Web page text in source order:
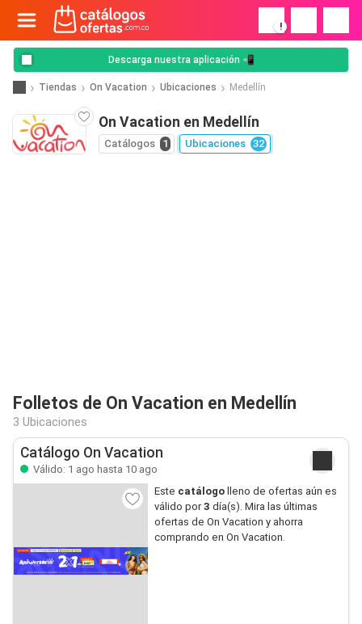
!
Descarga nuestra aplicación 📲
Tiendas On Vacation Ubicaciones Medellín
On Vacation en Medellín
Catálogos 1 Ubicaciones 32
Folletos de On Vacation en Medellín
3 Ubicaciones
Catálogo On Vacation
Válido: 1 ago hasta 10 ago
Este catálogolleno de ofertas aún es
válido por3 día(s). Mira las últimas
ofertas de On Vacation y ahorra
comprando en On Vacation.